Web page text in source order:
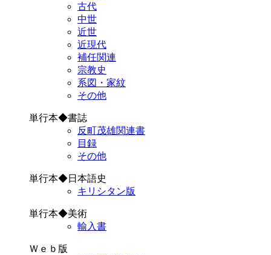
古代
中世
近世
近現代
補任関連
宗教史
系図・家紋
その他
単行本◆書誌
反町茂雄関連書
目録
その他
単行本◆日本語史
キリシタン版
単行本◆美術
輸入書
Ｗｅｂ版